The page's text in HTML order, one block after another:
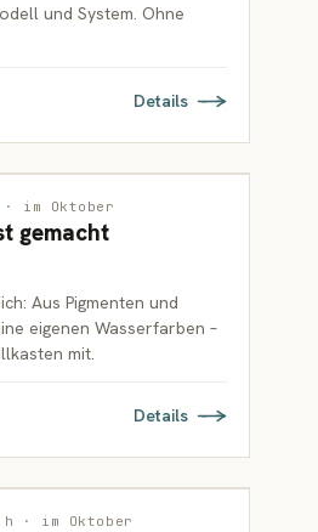
und System. Ohne
Details
im Oktober
gemacht
Aus Pigmenten und
eigenen Wasserfarben –
mit.
Details
· im Oktober